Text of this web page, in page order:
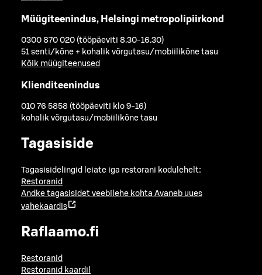
Müügiteenindus, Helsingi metropolipiirkond
0300 870 020 (tööpäeviti 8.30-16.30)
51 senti/kõne + kohalik võrgutasu/mobiilikõne tasu
Kõik müügiteenused
Klienditeenindus
010 76 5858 (tööpäeviti klo 9-16)
kohalik võrgutasu/mobiilikõne tasu
Tagasiside
Tagasisidelingid leiate iga restorani kodulehelt:
Restoranid
Andke tagasisidet veebilehe kohta Avaneb uues
vahekaardis
Raflaamo.fi
Restoranid
Restoranid kaardil